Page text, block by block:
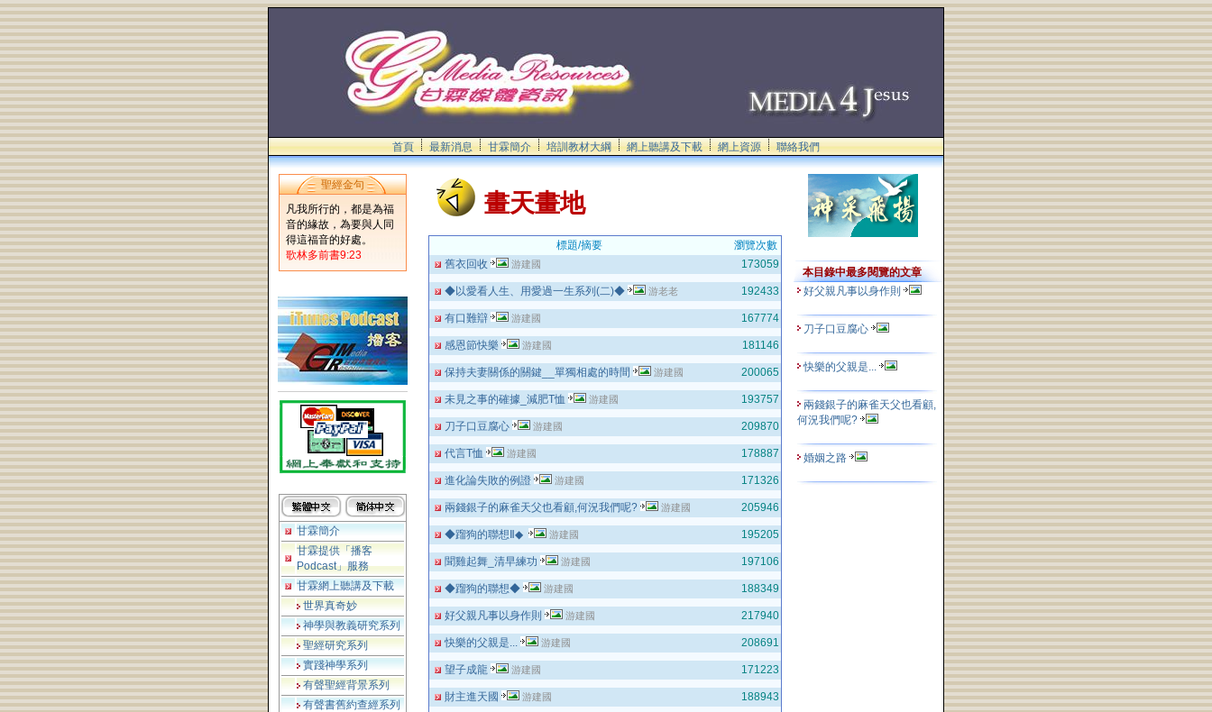
首頁 最新消息 甘霖簡介 培訓教材大綱 網上聽講及下載 網上資源 聯絡我們
聖經金句
凡我所行的，都是為福
音的緣故，為要與人同
得這福音的好處。
歌林多前書9:23
甘霖簡介
甘霖提供「播客
Podcast」服務
甘霖網上聽講及下載
世界真奇妙
神學與教義研究系列
聖經研究系列
實踐神學系列
有聲聖經背景系列
有聲書舊約查經系列
畫天畫地
標題/摘要
瀏覽次數
舊衣回收
游建國 173059
◆以愛看人生、用愛過一生系列(二)◆ 游老老 192433
有口難辯 游建國 167774
感恩節快樂 游建國 181146
保持夫妻關係的關鍵__單獨相處的時間 游建國 200065
未見之事的確據_減肥T恤 游建國 193757
刀子口豆腐心 游建國 209870
代言T恤 游建國 178887
進化論失敗的例證 游建國 171326
兩錢銀子的麻雀天父也看顧,何況我們呢? 游建國 205946
◆蹓狗的聯想Ⅱ◆ 游建國 195205
聞雞起舞_清早練功 游建國 197106
◆蹓狗的聯想◆ 游建國 188349
好父親凡事以身作則 游建國 217940
快樂的父親是... 游建國 208691
望子成龍 游建國 171223
財主進天國 游建國 188943
本目錄中最多閱覽的文章
好父親凡事以身作則
刀子口豆腐心
快樂的父親是...
兩錢銀子的麻雀天父也看顧,
何況我們呢?
婚姻之路